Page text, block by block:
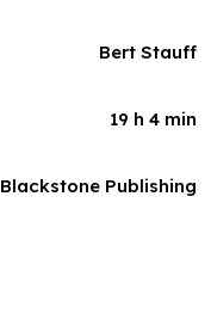
Bert Stauff
19 h 4 min
Blackstone Publishing